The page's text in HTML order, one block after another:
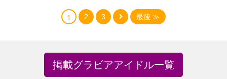
1 2 3 最後 ≫
掲載グラビアアイドル一覧